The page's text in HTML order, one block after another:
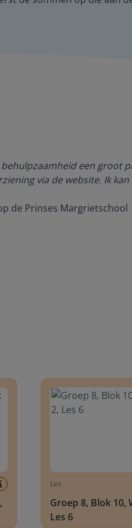
een groot
via de website. Ik
de Prinses Margrietschool
Les
Groep 8, Blok 10,
Les 6